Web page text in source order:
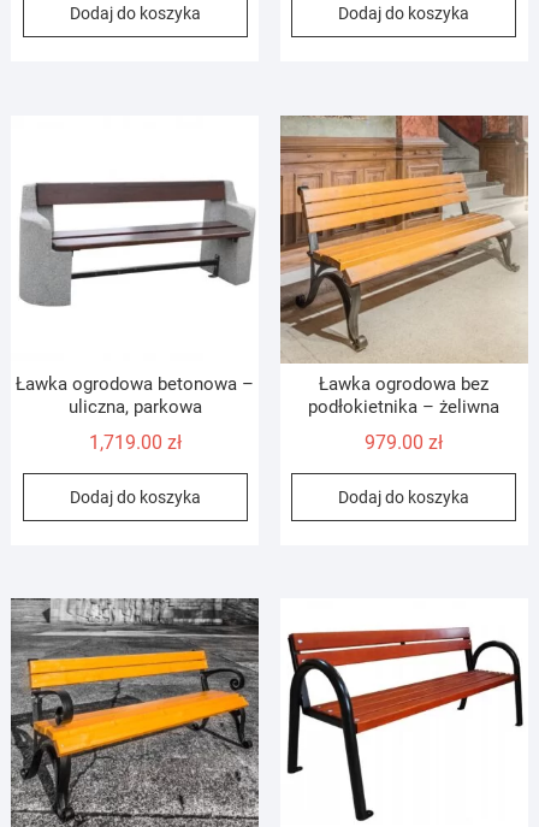
Dodaj do koszyka Dodaj do koszyka
Ławka ogrodowa betonowa –
uliczna, parkowa
1,719.00 zł
Dodaj do koszyka
Ławka ogrodowa bez
podłokietnika – żeliwna
979.00zł
Dodaj do koszyka